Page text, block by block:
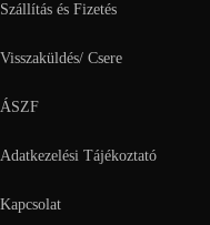
Szállítás és Fizetés
Visszaküldés/ Csere
ÁSZF
Adatkezelési Tájékoztató
Kapcsolat